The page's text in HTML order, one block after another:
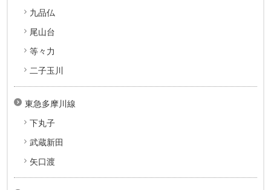
九品仏
尾山台
等々力
二子玉川
東急多摩川線
下丸子
武蔵新田
矢口渡